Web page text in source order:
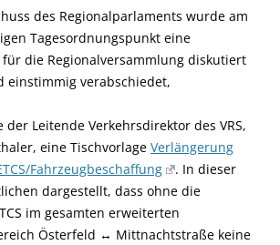
des Regionalparlaments wurde am
Tagesordnungspunkt eine
für die Regionalversammlung diskutiert
einstimmig verabschiedet,
Leitende Verkehrsdirektor des VRS,
eine Tischvorlage Verlängerung
Fahrzeugbeschaffung
. In dieser
dargestellt, dass ohne die
im gesamten erweiterten
Österfeld ↔ Mittnachtstraße keine